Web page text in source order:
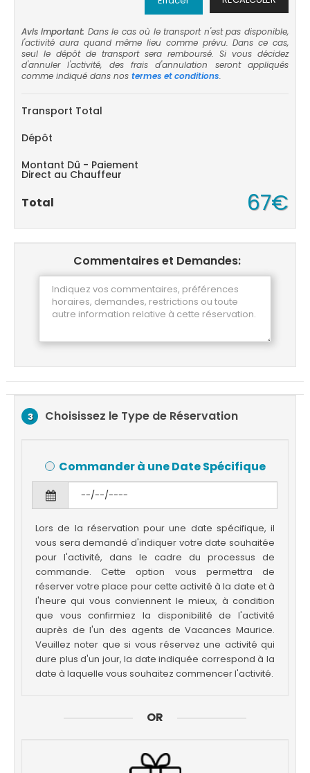
Avis important: Dans le cas où le transport n'est pas disponible,
l'activité aura quand même lieu comme prévu. Dans ce cas,
seul le dépôt de transport sera remboursé. Si vous décidez
d'annuler l'activité, des frais d'annulation seront appliqués
comme indiqué dans nos termes et conditions.
Transport Total
Dépôt
Montant Dû - Paiement
Direct au Chauffeur
Total 67€
Commentaires et Demandes:
3 Choisissez le Type de Réservation
Commander à une Date Spécifique
Lors de la réservation pour une date spécifique, il
vous sera demandé d'indiquer votre date souhaitée
pour l'activité, dans le cadre du processus de
commande. Cette option vous permettra de
réserver votre place pour cette activité à la date et à
l'heure qui vous conviennent le mieux, à condition
que vous confirmiez la disponibilité de l'activité
auprès de l'un des agents de Vacances Maurice.
Veuillez noter que si vous réservez une activité qui
dure plus d'un jour, la date indiquée correspond à la
date à laquelle vous souhaitez commencer l'activité.
OR